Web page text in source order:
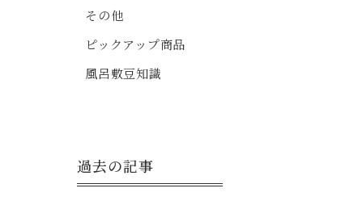
その他
ピックアップ商品
風呂敷豆知識
過去の記事